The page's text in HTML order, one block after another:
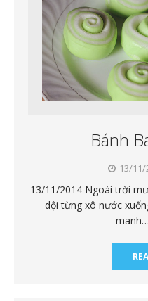
Bánh
13/11/
13/11/2014 Ngoài trời
dội từng xô nước